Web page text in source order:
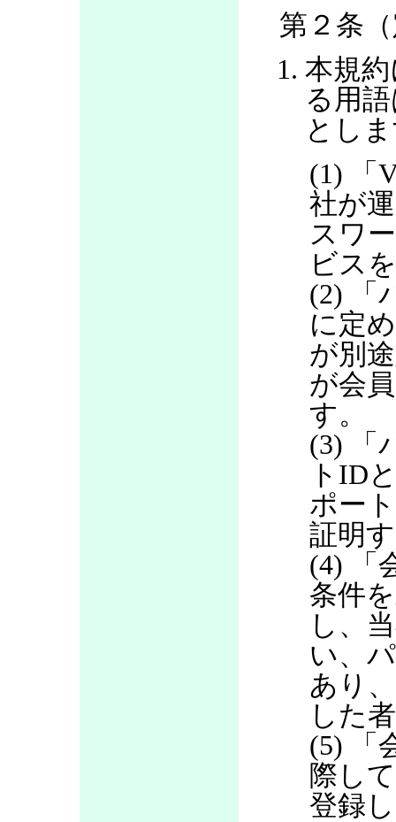
第２条
本規
る用
とし
(1) 「
社が
スワ
ビス
(2) 「
に定
が別
が会
す。
(3) 「
トID
ポー
証明
(4) 「
条件
し、
い、
あり
した
(5) 「
際し
登録